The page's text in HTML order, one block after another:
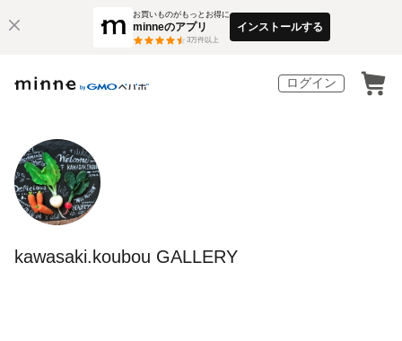
お買いものがもっとお得に
minneのアプリ
3万件以上
インストールする
ログイン
kawasaki.koubou GALLERY